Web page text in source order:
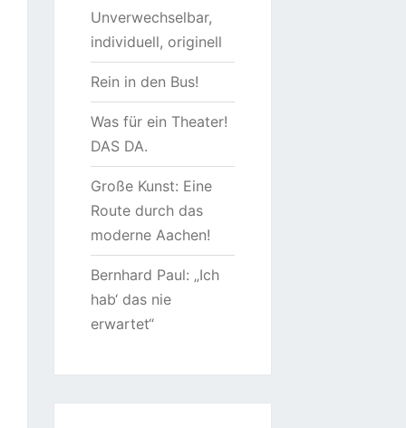
Unverwechselbar,
individuell, originell
Rein in den Bus!
Was für ein Theater!
DAS DA.
Große Kunst: Eine
Route durch das
moderne Aachen!
Bernhard Paul: „Ich
hab‘ das nie
erwartet“